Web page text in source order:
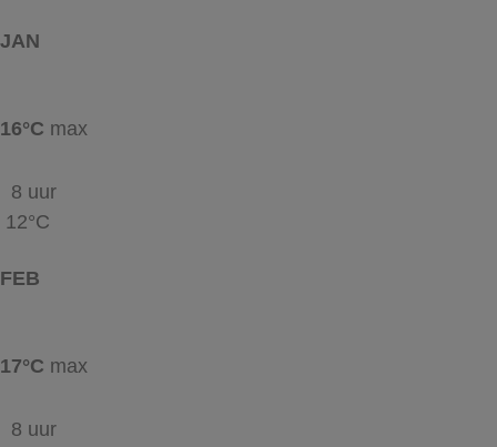
JAN
16°C max
8 uur
12°C
FEB
17°C max
8 uur